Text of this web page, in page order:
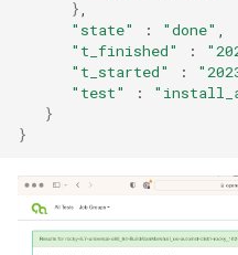
}
"state"
: "done"
"t_finished"
:
"t_started"
:
"test"
:
}
}